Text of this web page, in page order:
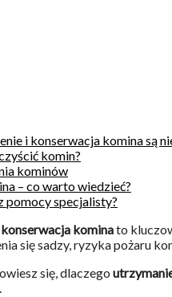
i konserwacja komina są
komin?
kominów
– co warto wiedzieć?
pomocy specjalisty?
kominato
się sadzy, ryzyka pożaru
się, dlaczego